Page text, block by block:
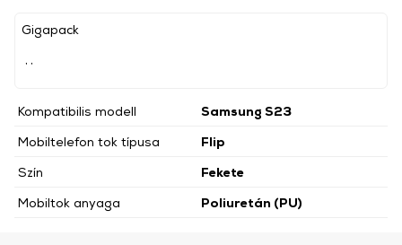
Gigapack
Kompatibilis modell
Samsung S23
Mobiltelefon tok típusa
Flip
Szín
Fekete
Mobiltok anyaga
Poliuretán (PU)